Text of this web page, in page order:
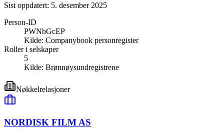
Sist oppdatert: 5. desember 2025
Person-ID
PWNbGcEP
Kilde: Companybook personregister
Roller i selskaper
5
Kilde: Brønnøysundregistrene
Nøkkelrelasjoner
NORDISK FILM AS